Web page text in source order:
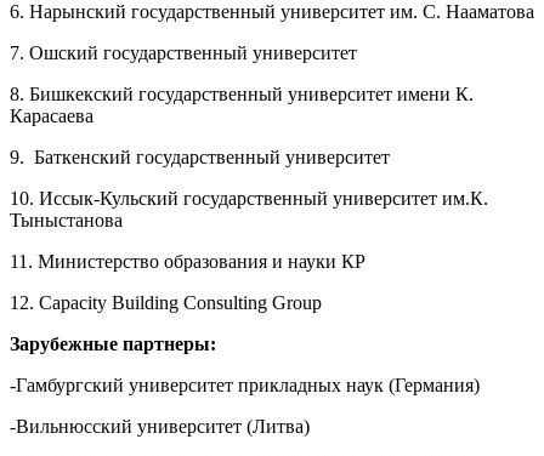
6. Нарынский государственный университет им. С. Нааматова
7. Ошский государственный университет
8. Бишкекский государственный университет имени К.
Карасаева
9. Баткенский государственный университет
10. Иссык-Кульский государственный университет им.К.
Тыныстанова
11. Министерство образования и науки КР
12. Capacity Building Consulting Group
Зарубежные партнеры:
-Гамбургский университет прикладных наук (Германия)
-Вильнюсский университет (Литва)